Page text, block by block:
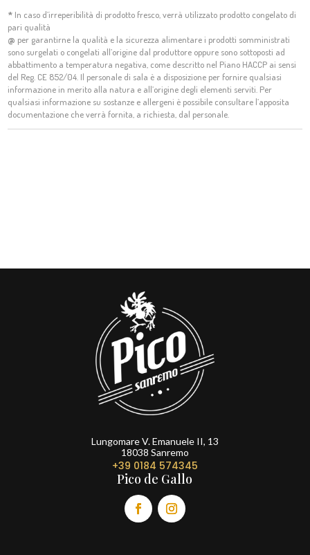
* In caso d’irreperibilità di prodotto fresco, verrà utilizzato prodotto congelato di
pari qualità
@ per garantirne la qualità e la sicurezza alimentare i prodotti somministrati
sono surgelati o congelati all’origine dal produttore oppure sono sottoposti ad
abbattimento a temperatura negativa, come descritto nel Piano HACCP ai sensi
del Reg. CE 852/04. Il personale di sala è a disposizione per fornire qualsiasi
informazione in merito alla natura e all’origine degli elementi serviti. Per
qualsiasi informazione su sostanze e allergeni è possibile consultare l’apposita
documentazione che verrà fornita, a richiesta, dal personale.
Lungomare V. Emanuele II, 13
18038 Sanremo
+39 0184 574345
Pico de Gallo